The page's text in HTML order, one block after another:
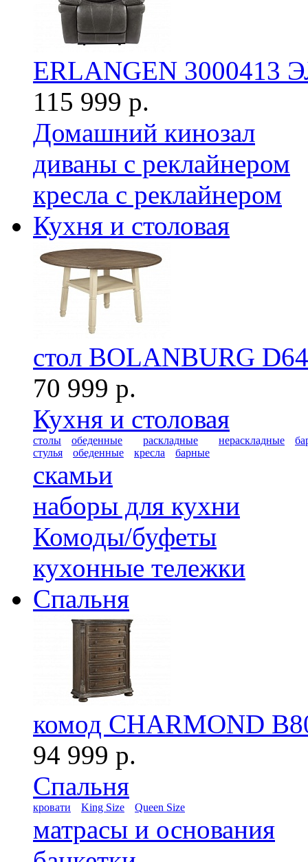
ERLANGEN 3000413
115 999 р.
Домашний кинозал
диваны с реклайнером
кресла с реклайнером
Кухня и столовая
стол BOLANBURG
70 999 р.
Кухня и столовая
столы обеденные раскладные нераскладные
стулья
обеденные кресла барные
скамьи
наборы для кухни
Комоды/буфеты
кухонные тележки
Спальня
комод CHARMOND
94 999 р.
Спальня
кровати King Size Queen Size
матрасы и основания